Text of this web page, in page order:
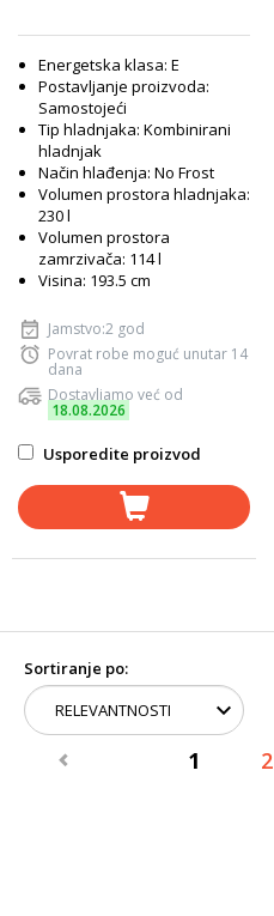
Energetska klasa: E
Postavljanje proizvoda:
Samostojeći
Tip hladnjaka: Kombinirani
hladnjak
Način hlađenja: No Frost
Volumen prostora hladnjaka:
230 l
Volumen prostora
zamrzivača: 114 l
Visina: 193.5 cm
Jamstvo:2 god
Povrat robe moguć unutar 14
dana
Dostavljamo već od
18.08.2026
Usporedite proizvod
Sortiranje po:
1 2